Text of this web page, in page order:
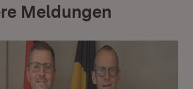
Meldungen